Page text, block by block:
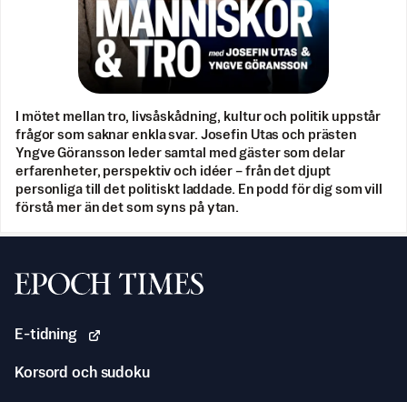
I mötet mellan tro, livsåskådning, kultur och politik uppstår
frågor som saknar enkla svar. Josefin Utas och prästen
Yngve Göransson leder samtal med gäster som delar
erfarenheter, perspektiv och idéer – från det djupt
personliga till det politiskt laddade. En podd för dig som vill
förstå mer än det som syns på ytan.
Svenska Epoch Times
E-tidning
Korsord och sudoku